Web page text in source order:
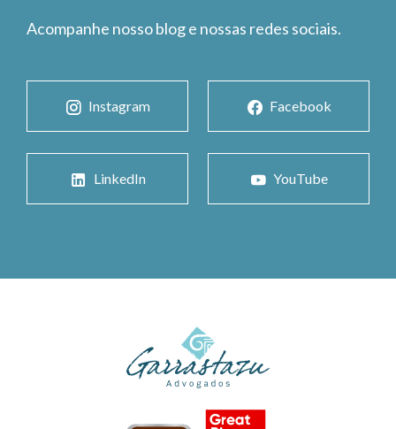
Acompanhe nosso blog e nossas redes sociais.
Instagram Facebook
LinkedIn YouTube